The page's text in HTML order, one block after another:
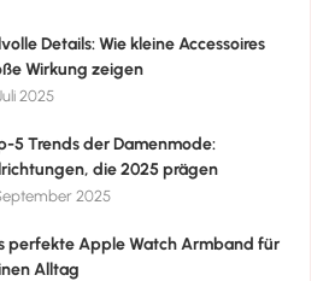
Details: Wie kleine Accessoires
Wirkung zeigen
Juli 2025
5 Trends der Damenmode:
die 2025 prägen
2025
perfekte Apple Watch Armband für
Alltag